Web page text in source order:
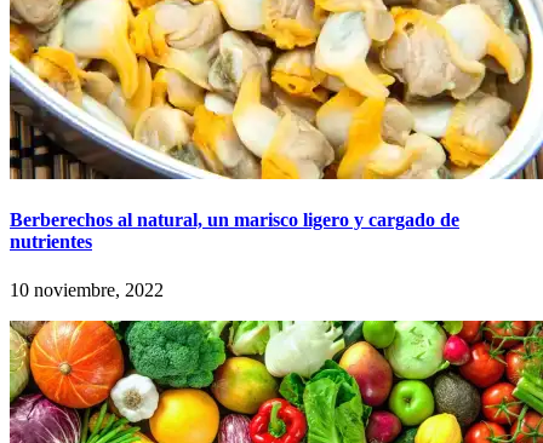
Berberechos al natural, un marisco ligero y cargado de
nutrientes
10 noviembre, 2022